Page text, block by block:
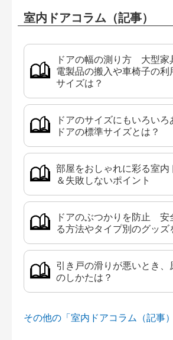
室内ドアコラム（記事）
ドアの幅の測り方 大型家
電製品の搬入や車椅子の利
サイズは？
ドアのサイズにもいろいろ
ドアの標準サイズとは？
部屋をおしゃれに彩る室内
＆失敗しないポイント
ドアのぶつかりを防止 安
る方法やタイプ別のグッズ
引き戸の滑りが悪いとき、
のしかたは？
その他の「室内ドアコラム（記事